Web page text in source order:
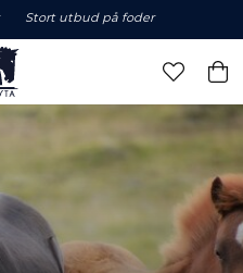
Stort utbud på foder